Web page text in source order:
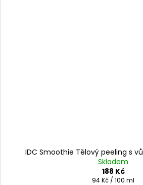
IDC Smoothie Tělový peeling s
Skladem
188 Kč
Měrná
94 Kč / 100 ml